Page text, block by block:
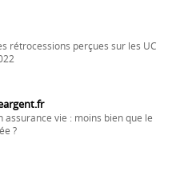
rétrocessions perçues sur les UC
assurance vie : moins bien que le
?